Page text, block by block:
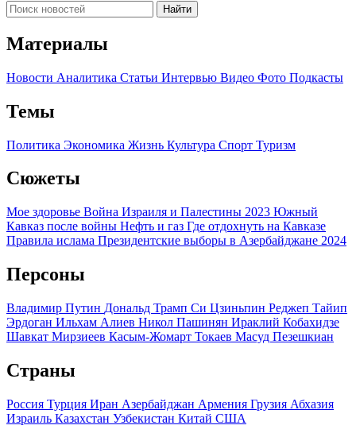
Найти
Материалы
Новости Аналитика Статьи Интервью Видео Фото Подкасты
Темы
Политика Экономика Жизнь Культура Спорт Туризм
Сюжеты
Мое здоровье Война Израиля и Палестины 2023 Южный
Кавказ после войны Нефть и газ Где отдохнуть на Кавказе
Правила ислама Президентские выборы в Азербайджане 2024
Персоны
Владимир Путин Дональд Трамп Си Цзиньпин Реджеп Тайип
Эрдоган Ильхам Алиев Никол Пашинян Ираклий Кобахидзе
Шавкат Мирзиеев Касым-Жомарт Токаев Масуд Пезешкиан
Страны
Россия Турция Иран Азербайджан Армения Грузия Абхазия
Израиль Казахстан Узбекистан Китай США